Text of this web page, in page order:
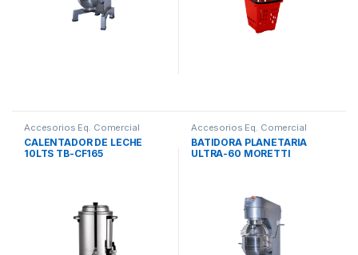
Accesorios Eq. Comercial
CALENTADOR DE LECHE
10LTS TB-CF165
Accesorios Eq. Comercial
BATIDORA PLANETARIA
ULTRA-60 MORETTI